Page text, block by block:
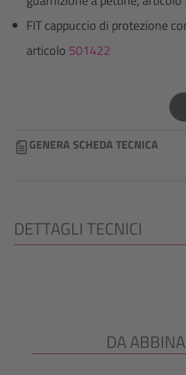
FIT cappuccio di protezione
articolo 501422
GENERA SCHEDA TECNICA
DETTAGLI TECNICI
Salta la galleria dei prodotti
DA